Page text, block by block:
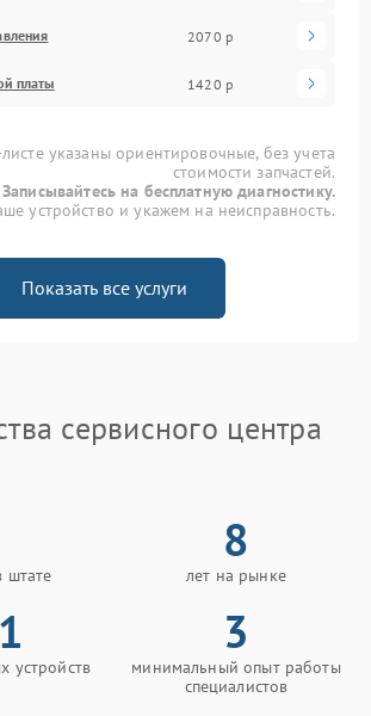
2070 р
платы 1420 р
указаны ориентировочные, без учета
стоимости запчастей.
Записывайтесь на бесплатную диагностику.
устройство и укажем на неисправность.
Показать все услуги
сервисного центра
штате
8
лет на рынке
устройств
3
минимальный опыт работы
специалистов